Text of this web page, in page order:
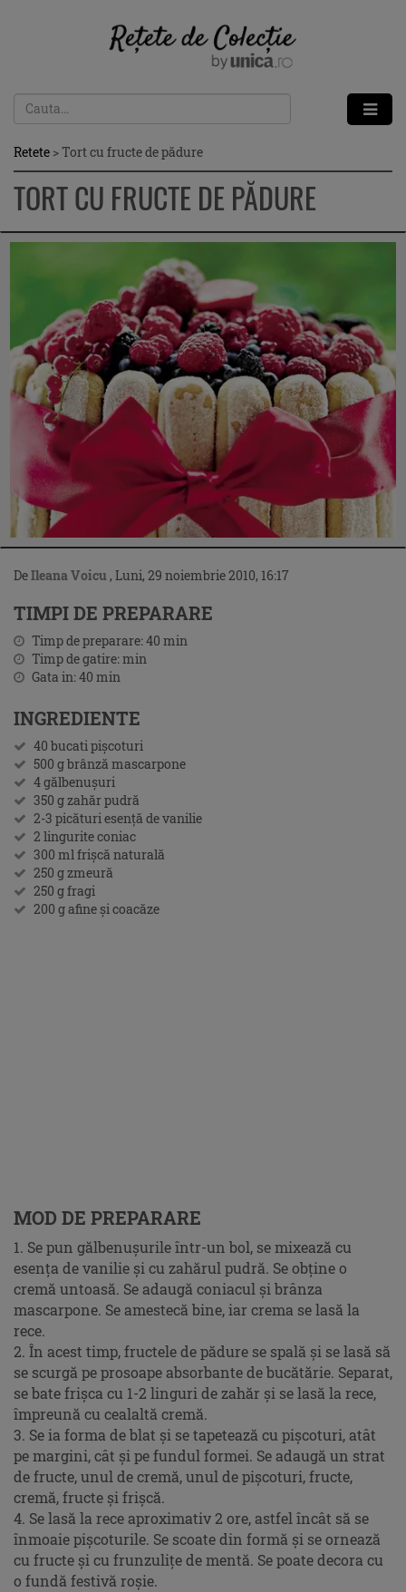
Retete >Tort cu fructe de pădure
TORT CU FRUCTE DE PĂDURE
DeIleana Voicu , Luni, 29 noiembrie 2010, 16:17
TIMPI DE PREPARARE
Timp de preparare:40 min
Timp de gatire:min
Gata in:40 min
INGREDIENTE
40 bucati pişcoturi
500 g brânză mascarpone
4 gălbenuşuri
350 g zahăr pudră
2-3 picături esenţă de vanilie
2 lingurite coniac
300 ml frişcă naturală
250 g zmeură
250 g fragi
200 g afine şi coacăze
MOD DE PREPARARE
1. Se pun gălbenuşurile într-un bol, se mixează cu
esenţa de vanilie şi cu zahărul pudră. Se obţine o
cremă untoasă. Se adaugă coniacul şi brânza
mascarpone. Se amestecă bine, iar crema se lasă la
rece.
2. În acest timp, fructele de pădure se spală şi se lasă să
se scurgă pe prosoape absorbante de bucătărie. Separat,
se bate frişca cu 1-2 linguri de zahăr şi se lasă la rece,
împreună cu cealaltă cremă.
3. Se ia forma de blat şi se tapetează cu pişcoturi, atât
pe margini, cât şi pe fundul formei. Se adaugă un strat
de fructe, unul de cremă, unul de pişcoturi, fructe,
cremă, fructe şi frişcă.
4. Se lasă la rece aproximativ 2 ore, astfel încât să se
înmoaie pişcoturile. Se scoate din formă şi se ornează
cu fructe şi cu frunzuliţe de mentă. Se poate decora cu
o fundă festivă roşie.